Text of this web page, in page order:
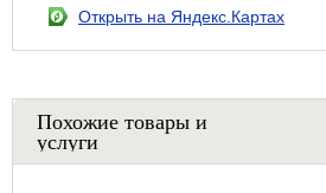
Открыть на Яндекс.Картах
Похожие товары и
услуги